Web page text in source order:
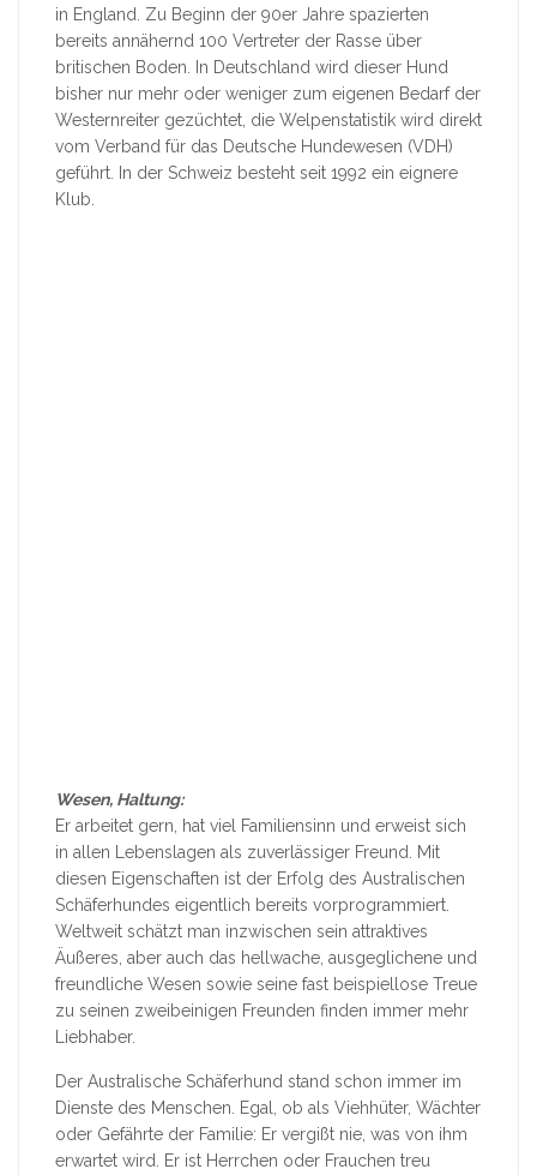
in England. Zu Beginn der 90er Jahre spazierten
bereits annähernd 100 Vertreter der Rasse über
britischen Boden. In Deutschland wird dieser Hund
bisher nur mehr oder weniger zum eigenen Bedarf der
Westernreiter gezüchtet, die Welpenstatistik wird direkt
vom Verband für das Deutsche Hundewesen (VDH)
geführt. In der Schweiz besteht seit 1992 ein eignere
Klub.
Wesen, Haltung:
Er arbeitet gern, hat viel Familiensinn und erweist sich
in allen Lebenslagen als zuverlässiger Freund. Mit
diesen Eigenschaften ist der Erfolg des Australischen
Schäferhundes eigentlich bereits vorprogrammiert.
Weltweit schätzt man inzwischen sein attraktives
Äußeres, aber auch das hellwache, ausgeglichene und
freundliche Wesen sowie seine fast beispiellose Treue
zu seinen zweibeinigen Freunden finden immer mehr
Liebhaber.
Der Australische Schäferhund stand schon immer im
Dienste des Menschen. Egal, ob als Viehhüter, Wächter
oder Gefährte der Familie: Er vergißt nie, was von ihm
erwartet wird. Er ist Herrchen oder Frauchen treu